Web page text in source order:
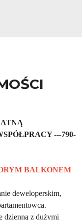
---790-
BALKONEM
deweloperskim,
dzienną z dużymi